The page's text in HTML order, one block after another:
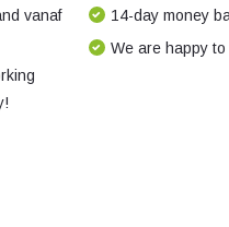
vanaf
14-day money
We are happy